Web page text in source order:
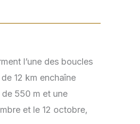
l’une des boucles
12 km enchaîne
550 m et une
et le 12 octobre,